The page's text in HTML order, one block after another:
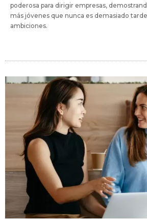
poderosa para dirigir empresas,
más jóvenes que nunca es demasiado
ambiciones.